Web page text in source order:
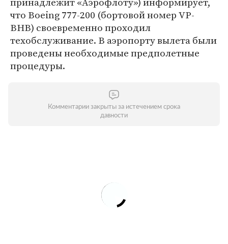
что Boeing 777-200 (бортовой номер VP-
BHB) своевременно проходил
техобслуживание. В аэропорту вылета были
проведены необходимые предполетные
процедуры.
Комментарии закрыты за истечением срока
давности